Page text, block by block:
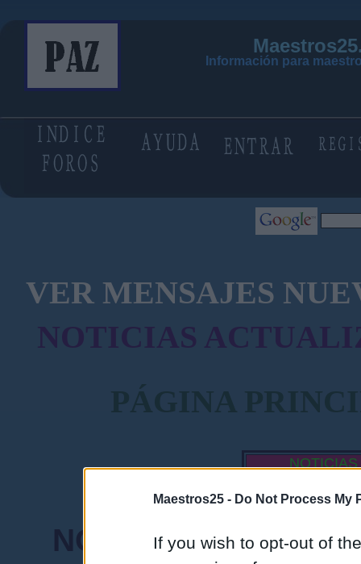
Maestros25 - Do Not Process My
If you wish to opt-out of
Información para
VER MENSAJES
NOTICIAS
PÁGINA
NOTICIAS
NORMA